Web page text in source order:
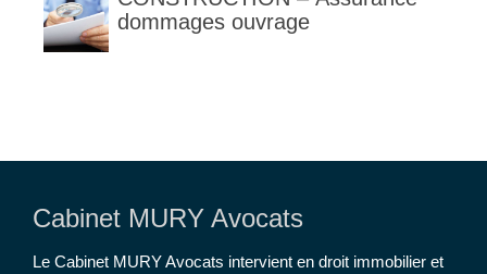
dommages ouvrage
Cabinet MURY Avocats
Le Cabinet MURY Avocats intervient en droit immobilier et